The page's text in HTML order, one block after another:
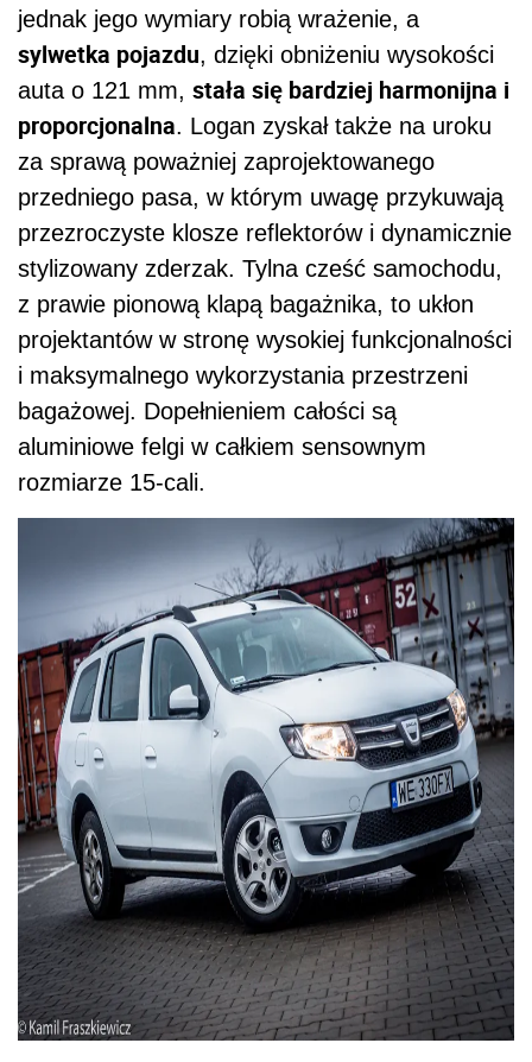
jednak jego wymiary robią wrażenie, a
sylwetka pojazdu, dzięki obniżeniu wysokości
auta o 121 mm, stała się bardziej harmonijna i
proporcjonalna. Logan zyskał także na uroku
za sprawą poważniej zaprojektowanego
przedniego pasa, w którym uwagę przykuwają
przezroczyste klosze reflektorów i dynamicznie
stylizowany zderzak. Tylna cześć samochodu,
z prawie pionową klapą bagażnika, to ukłon
projektantów w stronę wysokiej funkcjonalności
i maksymalnego wykorzystania przestrzeni
bagażowej. Dopełnieniem całości są
aluminiowe felgi w całkiem sensownym
rozmiarze 15-cali.